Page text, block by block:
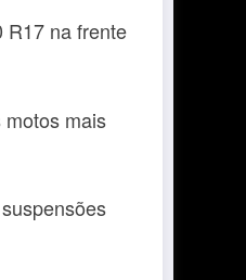
R17 na frente
mais